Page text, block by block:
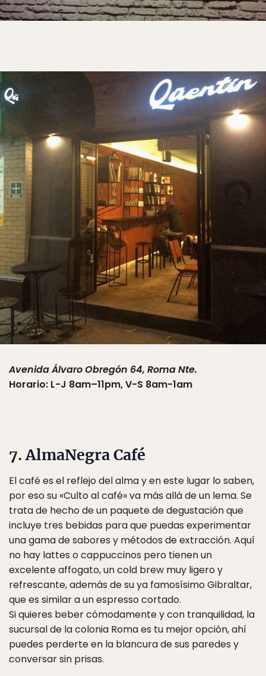
Avenida Álvaro Obregón 64, Roma Nte.
Horario: L-J 8am–11pm, V-S 8am-1am
7.AlmaNegra Café
El café es el reflejo del alma y en este lugar lo saben,
por eso su «Culto al café» va más allá de un lema. Se
trata de hecho de un paquete de degustación que
incluye tres bebidas para que puedas experimentar
una gama de sabores y métodos de extracción. Aquí
no hay lattes o cappuccinos pero tienen un
excelente affogato, un cold brew muy ligero y
refrescante, además de su ya famosísimo Gibraltar,
que es similar a un espresso cortado.
Si quieres beber cómodamente y con tranquilidad, la
sucursal de la colonia Roma es tu mejor opción, ahí
puedes perderte en la blancura de sus paredes y
conversar sin prisas.
Al suscribirme, acepto TermsyPrivacy Policy.